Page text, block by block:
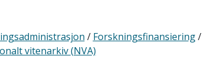
/ Forskningsfinansiering/
vitenarkiv (NVA)